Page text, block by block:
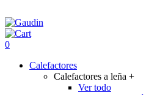
0
Calefactores
Calefactores a leña +
Ver todo